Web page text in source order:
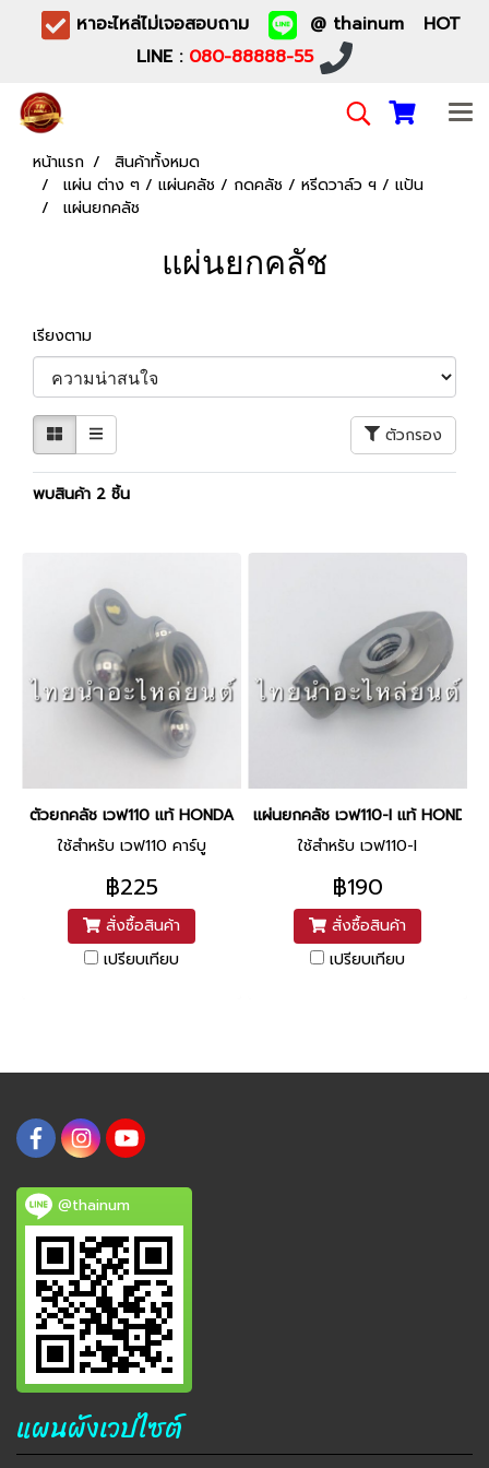
หาอะไหล่ไม่เจอสอบถาม
@ thainum HOT
LINE : 080-88888-55
หน้าแรก
สินค้าทั้งหมด
แผ่น ต่าง ๆ / แผ่นคลัช / กดคลัช / หรีดวาล์ว ฯ / แป้น
แผ่นยกคลัช
แผ่นยกคลัช
เรียงตาม
ตัวกรอง
พบสินค้า 2 ชิ้น
ตัวยกคลัช เวฟ110 แท้ HONDA
ใช้สำหรับ เวฟ110 คาร์บู
฿225
สั่งซื้อสินค้า
เปรียบเทียบ
แผ่นยกคลัช เวฟ110-I แท้ HONDA
ใช้สำหรับ เวฟ110-I
฿190
สั่งซื้อสินค้า
เปรียบเทียบ
@thainum
แผนผังเวปไซต์